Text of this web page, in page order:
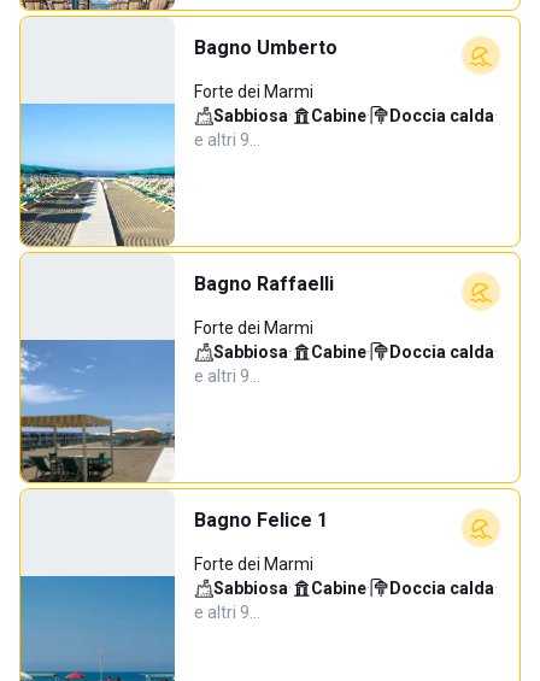
Bagno Umberto
Forte dei Marmi
Sabbiosa· Cabine· Doccia calda·
e altri 9…
Bagno Raffaelli
Forte dei Marmi
Sabbiosa· Cabine· Doccia calda·
e altri 9…
Bagno Felice 1
Forte dei Marmi
Sabbiosa· Cabine· Doccia calda·
e altri 9…